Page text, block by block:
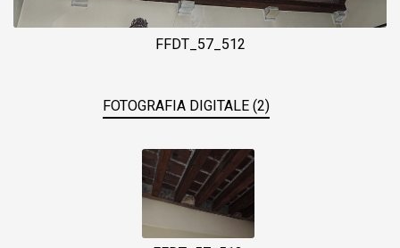
FFDT_57_512
FOTOGRAFIA DIGITALE (2)